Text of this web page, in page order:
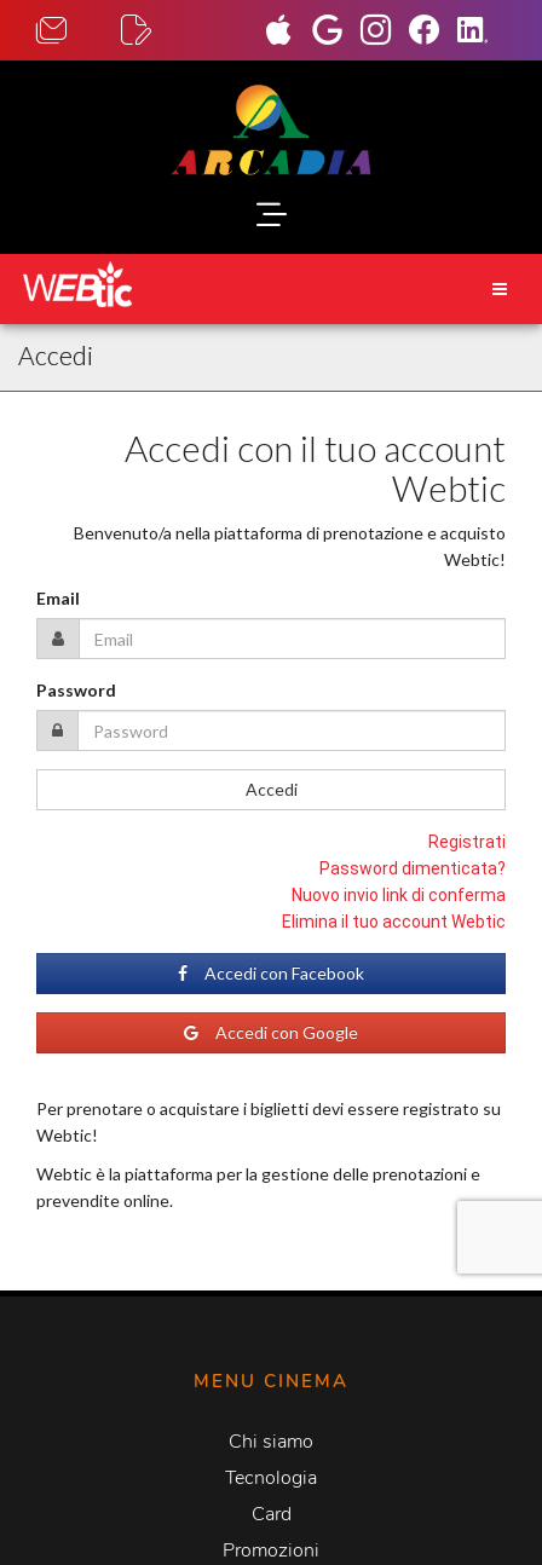
MENU CINEMA
Chi siamo
Tecnologia
Card
Promozioni